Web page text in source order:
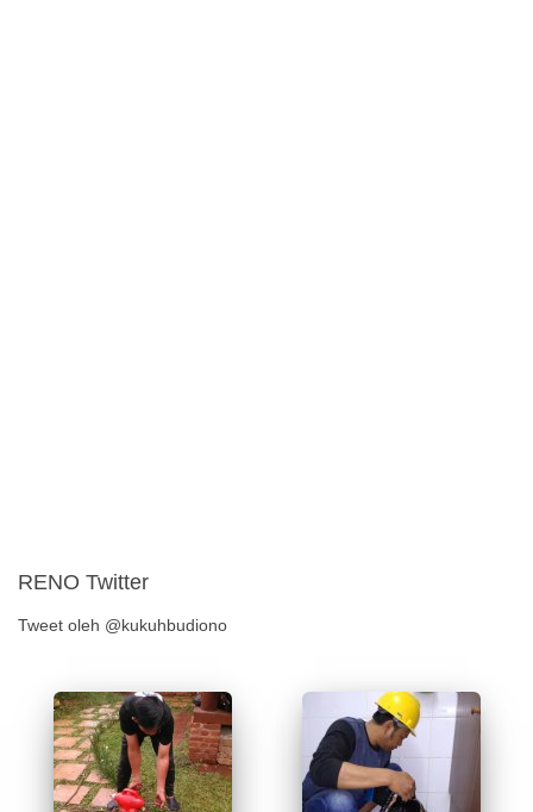
RENO Twitter
Tweet oleh @kukuhbudiono